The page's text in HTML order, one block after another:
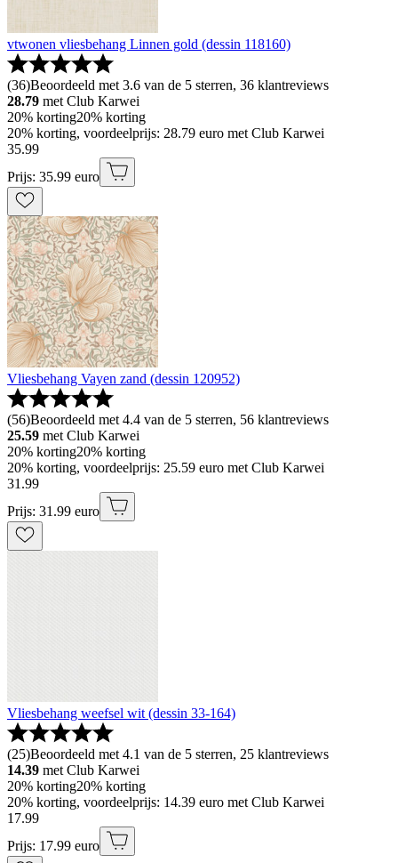
vtwonen vliesbehang Linnen gold (dessin 118160)
(36)Beoordeeld met 3.6 van de 5 sterren, 36 klantreviews
28.79 met Club Karwei
20% korting20% korting
20% korting, voordeelprijs: 28.79 euro met Club Karwei
35.99
Prijs: 35.99 euro
Vliesbehang Vayen zand (dessin 120952)
(56)Beoordeeld met 4.4 van de 5 sterren, 56 klantreviews
25.59 met Club Karwei
20% korting20% korting
20% korting, voordeelprijs: 25.59 euro met Club Karwei
31.99
Prijs: 31.99 euro
Vliesbehang weefsel wit (dessin 33-164)
(25)Beoordeeld met 4.1 van de 5 sterren, 25 klantreviews
14.39 met Club Karwei
20% korting20% korting
20% korting, voordeelprijs: 14.39 euro met Club Karwei
17.99
Prijs: 17.99 euro